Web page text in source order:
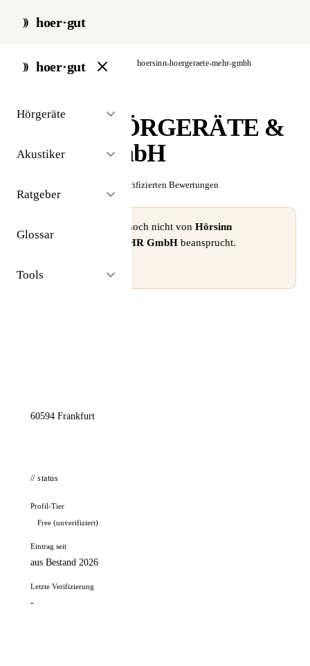
hoer·gut
hoer·gut
Hörgeräte
Akustiker
Ratgeber
Glossar
Tools
start / akustiker / frankfurt hoersinn-hoergeraete-mehr-gmbh
Hörsinn HÖRGERÄTE &
MEHR GmbH
Noch keine verifizierten Bewertungen
⚠ Dieses Profil wurde noch nicht von Hörsinn
HÖRGERÄTE & MEHR GmbH beansprucht.
60594 Frankfurt
// status
Profil-Tier
Free (unverifiziert)
Eintrag seit
aus Bestand 2026
Letzte Verifizierung
-